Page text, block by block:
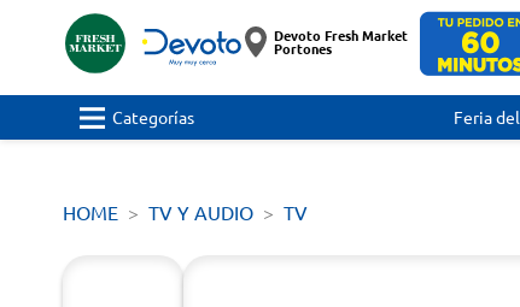
Devoto Fresh Market
Portones
Categorías Feria
HOME TV Y AUDIO TV